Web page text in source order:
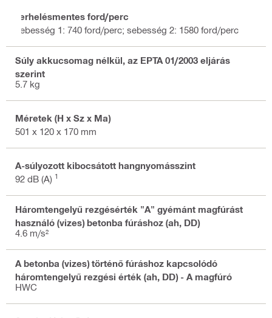
Terhelésmentes ford/perc
sebesség 1: 740 ford/perc; sebesség 2: 1580 ford/perc
Súly akkucsomag nélkül, az EPTA 01/2003 eljárás
szerint
5.7 kg
Méretek (H x Sz x Ma)
501 x 120 x 170 mm
A-súlyozott kibocsátott hangnyomásszint
92 dB (A) 1
Háromtengelyű rezgésérték "A" gyémánt magfúrást
használó (vizes) betonba fúráshoz (ah, DD)
4.6 m/s²
A betonba (vizes) történő fúráshoz kapcsolódó
háromtengelyű rezgési érték (ah, DD) - A magfúró
HWC